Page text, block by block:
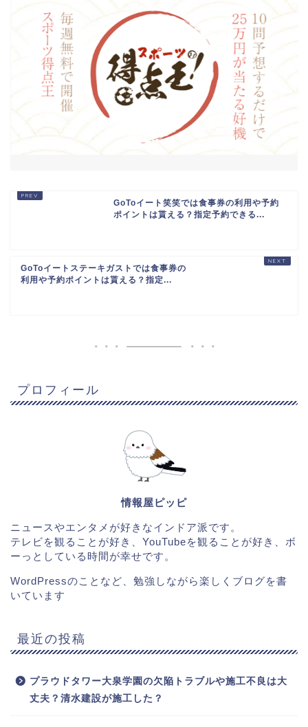
GoToイート笑笑では食事券の利用や予約
ポイントは貰える？指定予約できる...
GoToイートステーキガストでは食事券の
利用や予約ポイントは貰える？指定...
プロフィール
情報屋ピッピ
ニュースやエンタメが好きなインドア派です。
テレビを観ることが好き、YouTubeを観ることが好き、ボ
ーっとしている時間が幸せです。
WordPressのことなど、勉強しながら楽しくブログを書
いています
最近の投稿
プラウドタワー大泉学園の欠陥トラブルや施工不良は大
丈夫？清水建設が施工した？